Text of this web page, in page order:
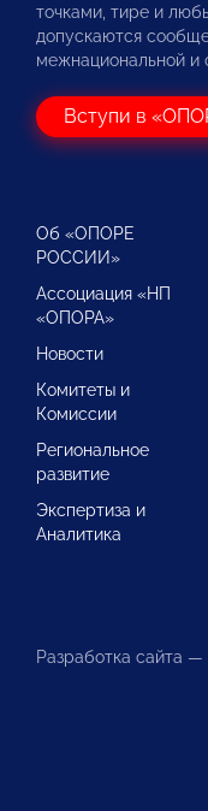
точками, тире и
допускаются
межнациональной и
Вступи в
Об «ОПОРЕ
РОССИИ»
Ассоциация «НП
«ОПОРА»
Новости
Комитеты и
Комиссии
Региональное
развитие
Экспертиза и
Аналитика
Разработка сайта —